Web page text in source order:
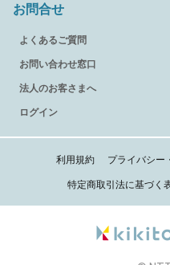
お問合せ
よくあるご質問
お問い合わせ窓口
法人のお客さまへ
ログイン
利用規約 プライバシー
特定商取引法に基づく